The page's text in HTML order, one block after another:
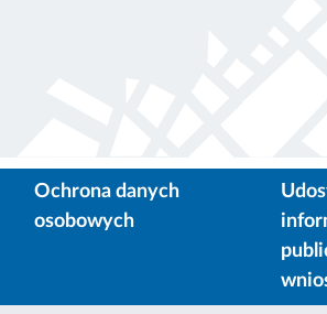
Ochrona danych
osobowych